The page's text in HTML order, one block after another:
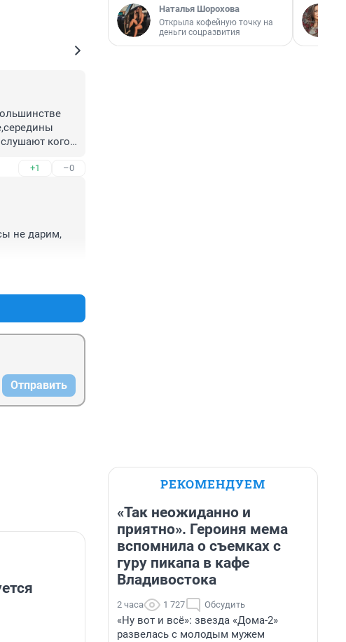
кого
прочим
+1 –0
не дарим,
Отправить
Наталья Шорохова
Открыла кофейную точку на
деньги соцразвития
РЕКОМЕНДУЕМ
«Так неожиданно и
приятно». Героиня мема
вспомнила о съемках с
гуру пикапа в кафе
Владивостока
2 часа 1 727 Обсудить
«Ну вот и всё»: звезда «Дома-2»
развелась с молодым мужем